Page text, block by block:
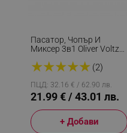
Пасатор, Чопър И
Миксер 3в1 Oliver Voltz
Мл, 2 Скорости, Острие
Разбъркване От
Неръждаема Стомана,
Червен
★★★★★(2)
ПЦД: 32.16 € / 62.90 лв.
21.99 € / 43.01 лв.
+ Добави